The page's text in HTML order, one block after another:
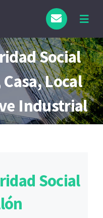
Social
Local
Industrial
Social